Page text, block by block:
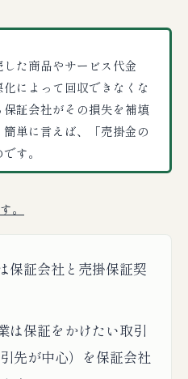
た商品やサービス代金
によって回収できなくな
証会社がその損失を補填
単に言えば、「売掛金の
す。
。
保証会社と売掛保証契
は保証をかけたい取引
先が中心）を保証会社